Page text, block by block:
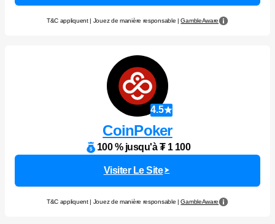
T&C appliquent | Jouez de manière responsable |GambleAware
4.5
CoinPoker
100 % jusqu'à ₮ 1 100
Visiter Le Site
T&C appliquent | Jouez de manière responsable |GambleAware